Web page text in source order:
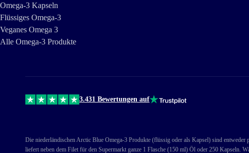
Omega-3 Kapseln
Flüssiges Omega-3
Veganes Omega 3
Alle Omega-3 Produkte
3.431 Bewertungen auf
Die niederländischen Arctic Blue Omega-3 Produkte (flüssig oder als Kapsel) sind
liefert neben dem Filet für den Supermarkt ganze 1 Flasche (150 ml) Öl oder 250 Kapseln.